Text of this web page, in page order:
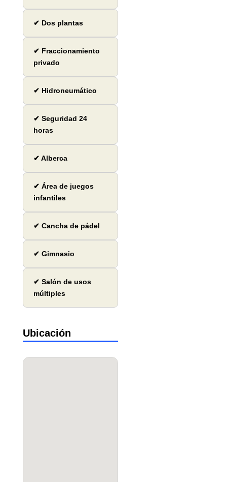
✔ Dos plantas
✔ Fraccionamiento
privado
✔ Hidroneumático
✔ Seguridad 24
horas
✔ Alberca
✔ Área de juegos
infantiles
✔ Cancha de pádel
✔ Gimnasio
✔ Salón de usos
múltiples
Ubicación